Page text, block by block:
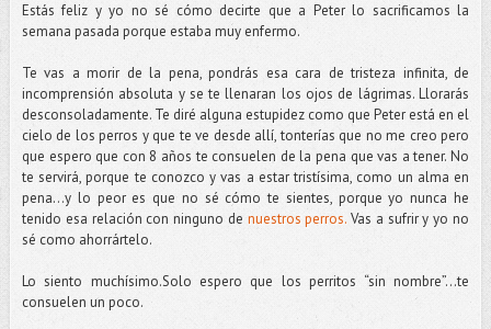
Estás feliz y yo no sé cómo decirte que a Peter lo sacrificamos la
semana pasada porque estaba muy enfermo.
Te vas a morir de la pena, pondrás esa cara de tristeza infinita, de
incomprensión absoluta y se te llenaran los ojos de lágrimas. Llorarás
desconsoladamente. Te diré alguna estupidez como que Peter está en el
cielo de los perros y que te ve desde allí, tonterías que no me creo pero
que espero que con 8 años te consuelen de la pena que vas a tener. No
te servirá, porque te conozco y vas a estar tristísima, como un alma en
pena…y lo peor es que no sé cómo te sientes, porque yo nunca he
tenido esa relación con ninguno de nuestros perros. Vas a sufrir y yo no
sé como ahorrártelo.
Lo siento muchísimo.Solo espero que los perritos “sin nombre”...te
consuelen un poco.